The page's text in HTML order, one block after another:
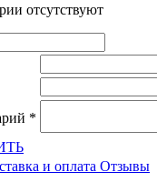
отсутствуют
*
и оплата Отзывы